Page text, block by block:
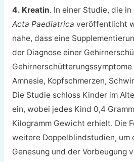
4. Kreatin. In einer Studie, die
Acta Paediatrica veröffentlicht
nahe, dass eine
der Diagnose einer
Amnesie, Kopfschmerzen,
Die Studie schloss Kinder im
ein, wobei jedes Kind 0,4
Kilogramm Gewicht erhielt. Die
weitere Doppelblindstudien, um
Genesung und der Vorbeugung